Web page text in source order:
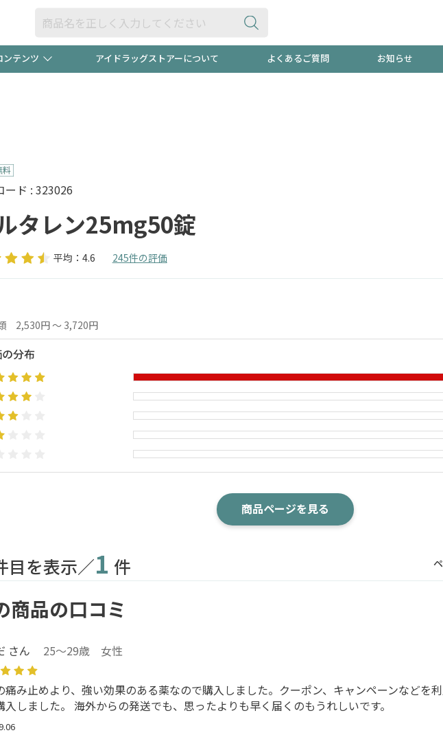
ペット用品
ンテンツ
ン"3種類"出現中！今月のスト
えるクーポンプレゼント中！！
ーポンも不定期配信
アイドラッグストアーについて よくあるご質問 お知らせ
ード : 323026
タレン25mg50錠
平均：4.6 245件の評価
2,530円 ～ 3,720円
分布
商品ページを見る
目を表示／1 件
商品の口コミ
さん 25～29歳 女性
痛み止めより、強い効果のある薬なので購入しました。クーポン、キャンペーンなどを
入しました。 海外からの発送でも、思ったよりも早く届くのもうれしいです。